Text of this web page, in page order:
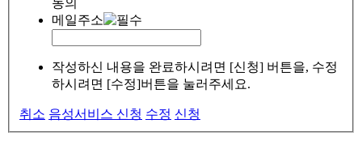
동의
메일주소
작성하신 내용을 완료하시려면 [신청] 버튼을, 수정
하시려면 [수정]버튼을 눌러주세요.
취소 음성서비스 신청 수정 신청